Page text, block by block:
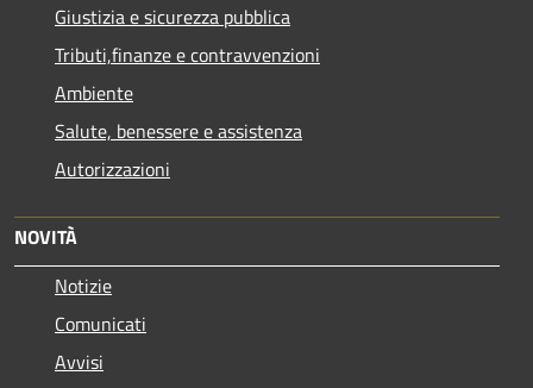
Giustizia e sicurezza pubblica
Tributi,finanze e contravvenzioni
Ambiente
Salute, benessere e assistenza
Autorizzazioni
NOVITÀ
Notizie
Comunicati
Avvisi